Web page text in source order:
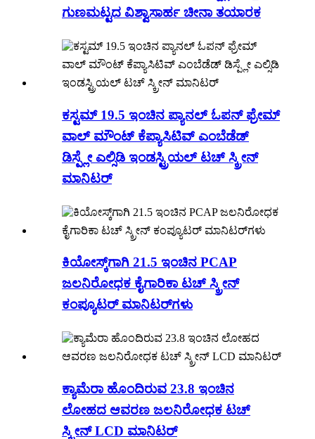
ಗುಣಮಟ್ಟದ ವಿಶ್ವಾಸಾರ್ಹ ಚೀನಾ ತಯಾರಕ
ಕಸ್ಟಮ್ 19.5 ಇಂಚಿನ ಪ್ಯಾನಲ್ ಓಪನ್ ಫ್ರೇಮ್
ವಾಲ್ ಮೌಂಟ್ ಕೆಪ್ಯಾಸಿಟಿವ್ ಎಂಬೆಡೆಡ್
ಡಿಸ್ಪ್ಲೇ ಎಲ್ಸಿಡಿ ಇಂಡಸ್ಟ್ರಿಯಲ್ ಟಚ್ ಸ್ಕ್ರೀನ್
ಮಾನಿಟರ್
ಕಿಯೋಸ್ಕ್‌ಗಾಗಿ 21.5 ಇಂಚಿನ PCAP
ಜಲನಿರೋಧಕ ಕೈಗಾರಿಕಾ ಟಚ್ ಸ್ಕ್ರೀನ್
ಕಂಪ್ಯೂಟರ್ ಮಾನಿಟರ್‌ಗಳು
ಕ್ಯಾಮೆರಾ ಹೊಂದಿರುವ 23.8 ಇಂಚಿನ
ಲೋಹದ ಆವರಣ ಜಲನಿರೋಧಕ ಟಚ್
ಸ್ಕ್ರೀನ್ LCD ಮಾನಿಟರ್